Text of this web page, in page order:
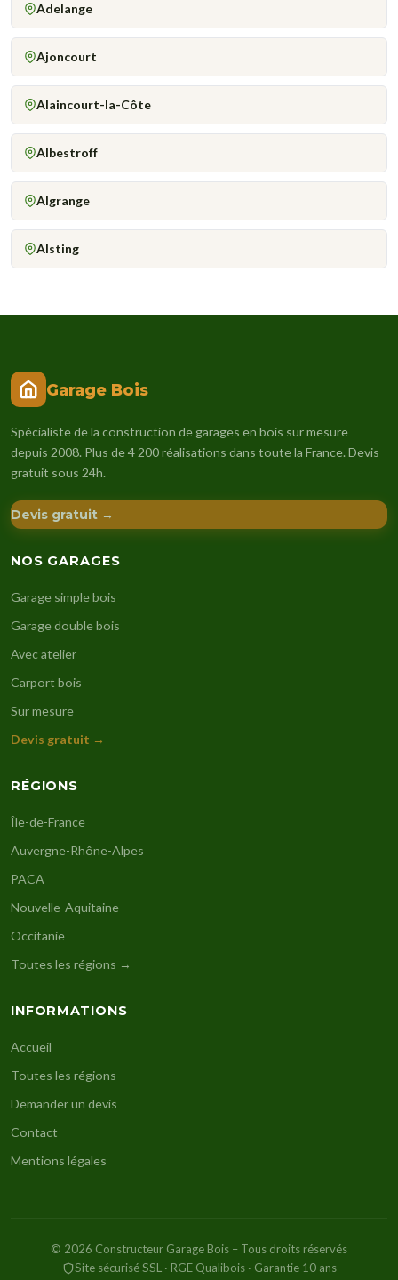
Adelange
Ajoncourt
Alaincourt-la-Côte
Albestroff
Algrange
Alsting
Garage Bois
Spécialiste de la construction de garages en bois sur mesure
depuis 2008. Plus de 4 200 réalisations dans toute la France. Devis
gratuit sous 24h.
Devis gratuit →
NOS GARAGES
Garage simple bois
Garage double bois
Avec atelier
Carport bois
Sur mesure
Devis gratuit →
RÉGIONS
Île-de-France
Auvergne-Rhône-Alpes
PACA
Nouvelle-Aquitaine
Occitanie
Toutes les régions →
INFORMATIONS
Accueil
Toutes les régions
Demander un devis
Contact
Mentions légales
© 2026 Constructeur Garage Bois – Tous droits réservés
Site sécurisé SSL · RGE Qualibois · Garantie 10 ans